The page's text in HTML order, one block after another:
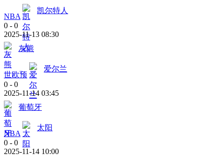
NBA
凯尔特人
0 - 0
2025-11-13 08:30
灰熊
世欧预
爱尔兰
0 - 0
2025-11-14 03:45
葡萄牙
NBA
太阳
0 - 0
2025-11-14 10:00